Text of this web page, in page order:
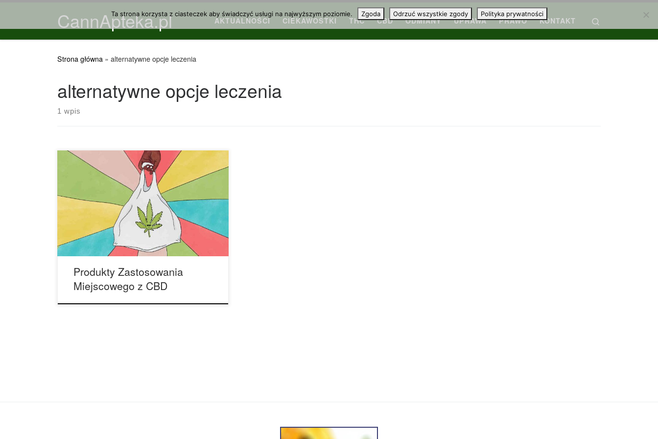
Przejdź do treściCannApteka.pl AKTUALNOŚCI CIEKAWOSTKI THC CBD ODMIANY UPRAWA PRAWO KONTAKT
Strona główna » alternatywne opcje leczenia
alternatywne opcje leczenia
1 wpis
Z wiekiem bóle z którymi zwykle mamy do
czynienia, stają się coraz bardziej powszechne.
W każdym wieku możemy odczuwać ból w
stawach i mięśniach z powodu przepracowania
lub powtarzających się ruchów, długotrwałych lub
energicznych ćwiczeń, zbyt długiego siedzenia
lub utrzymywania stresu w naszym ciele.
Produkty zastosowania miejscowego z CBD są
[…]
Produkty Zastosowania
Miejscowego z CBD
Ta strona korzysta z ciasteczek aby świadczyć usługi na najwyższym poziomie. Zgoda Odrzuć wszystkie zgody Polityka prywatności